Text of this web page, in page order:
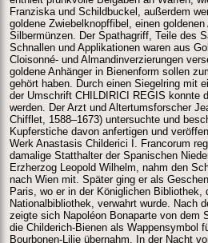
Franziska und Schildbuckel, außerdem
goldene Zwiebelknopffibel, einen
Silbermünzen. Der Spathagriff, Teile des
Schnallen und Applikationen waren aus
Cloisonné- und Almandinverzierungen
goldene Anhänger in Bienenform sollen
gehört haben. Durch einen Siegelring mit
der Umschrift CHILDIRICI REGIS konnte
werden. Der Arzt und Altertumsforscher
Chifflet, 1588–1673) untersuchte und
Kupferstiche davon anfertigen und
Werk Anastasis Childerici I. Francorum
damalige Statthalter der Spanischen
Erzherzog Leopold Wilhelm, nahm den
nach Wien mit. Später ging er als
Paris, wo er in der Königlichen Bibliothek,
Nationalbibliothek, verwahrt wurde. Nach
zeigte sich Napoléon Bonaparte von dem
die Childerich-Bienen als Wappensymbol
Bourbonen-Lilie übernahm. In der Nacht